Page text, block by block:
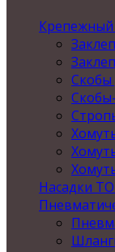
Крепежный
Скобы
Насадки